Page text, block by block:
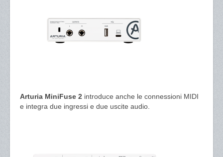
Arturia MiniFuse 2 introduce anche le connessioni MIDI
e integra due ingressi e due uscite audio.